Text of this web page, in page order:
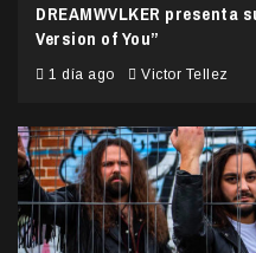
DREAMWVLKER presenta
Version of You”
1 día ago Victor Tellez